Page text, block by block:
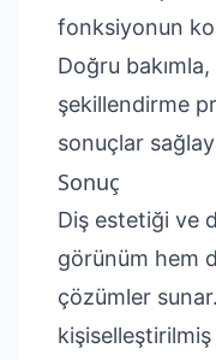
fonksiyonun
Doğru
şekillendirme
sonuçlar
Sonuç
Diş estetiği ve
görünüm hem
çözümler